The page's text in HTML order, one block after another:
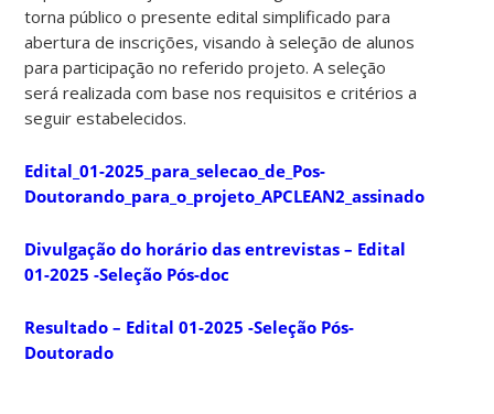
torna público o presente edital simplificado para
abertura de inscrições, visando à seleção de alunos
para participação no referido projeto. A seleção
será realizada com base nos requisitos e critérios a
seguir estabelecidos.
Edital_01-2025_para_selecao_de_Pos-
Doutorando_para_o_projeto_APCLEAN2_assinado
Divulgação do horário das entrevistas – Edital
01-2025 -Seleção Pós-doc
Resultado – Edital 01-2025 -Seleção Pós-
Doutorado